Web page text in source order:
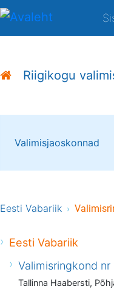
Riigikogu
Valimisjaoskonnad
Eesti Vabariik
Eesti Vabariik
Valimisringkond nr
Tallinna Haabersti,